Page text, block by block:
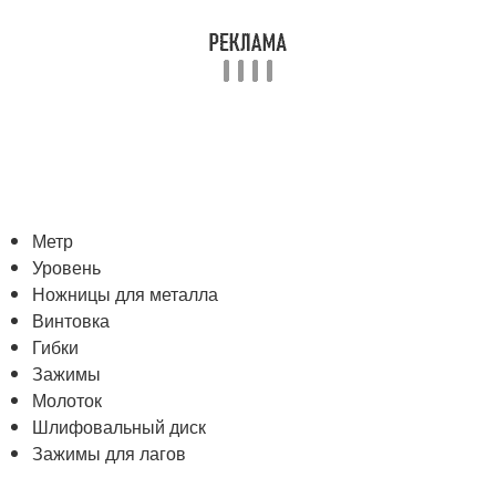
Метр
Уровень
Ножницы для металла
Винтовка
Гибки
Зажимы
Молоток
Шлифовальный диск
Зажимы для лагов